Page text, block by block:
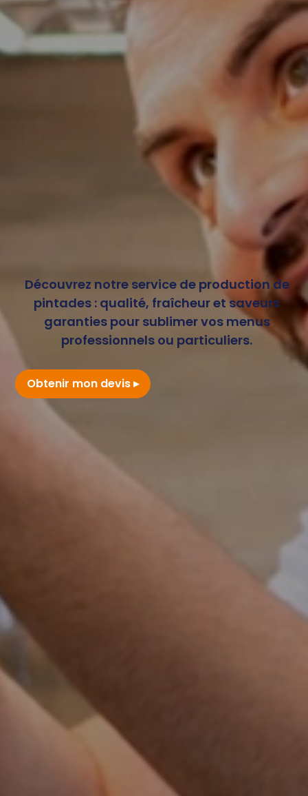
Découvrez notre service de production de
pintades : qualité, fraîcheur et saveurs
garanties pour sublimer vos menus
professionnels ou particuliers.
Obtenir mon devis